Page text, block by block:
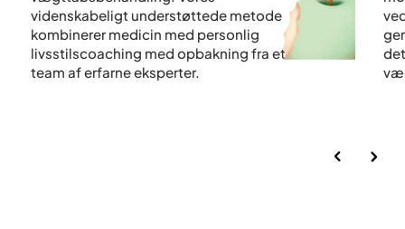
videnskabeligt understøttede metode
kombinerer medicin med personlig
livsstilscoaching med opbakning fra et
team af erfarne eksperter.